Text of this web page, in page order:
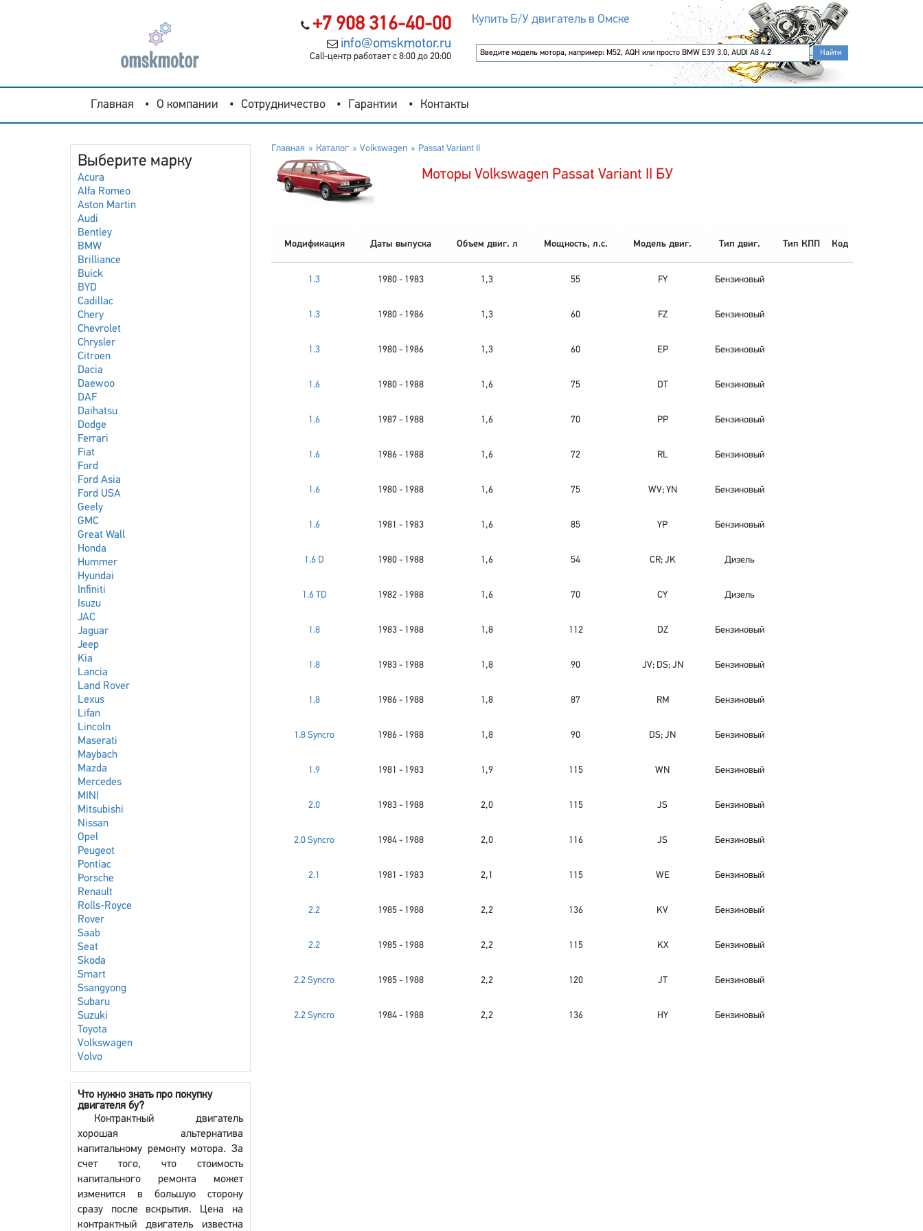
+7 908 316-40-00
info@omskmotor.ru
Call-центр работает с 8:00 до 20:00
Купить Б/У двигатель в Омске
Главная О компании Сотрудничество Гарантии Контакты
Выберите марку
Acura
Alfa Romeo
Aston Martin
Audi
Bentley
BMW
Brilliance
Buick
BYD
Cadillac
Chery
Chevrolet
Chrysler
Citroen
Dacia
Daewoo
DAF
Daihatsu
Dodge
Ferrari
Fiat
Ford
Ford Asia
Ford USA
Geely
GMC
Great Wall
Honda
Hummer
Hyundai
Infiniti
Isuzu
JAC
Jaguar
Jeep
Kia
Lancia
Land Rover
Lexus
Lifan
Lincoln
Maserati
Maybach
Mazda
Mercedes
MINI
Mitsubishi
Nissan
Opel
Peugeot
Pontiac
Porsche
Renault
Rolls-Royce
Rover
Saab
Seat
Skoda
Smart
Ssangyong
Subaru
Suzuki
Toyota
Volkswagen
Volvo
Что нужно знать про покупку
двигателя бу?
Контрактный двигатель
хорошая альтернатива
капитальному ремонту мотора. За
счет того, что стоимость
капитального ремонта может
изменится в большую сторону
сразу после вскрытия. Цена на
контрактный двигатель известна
Главная Каталог Volkswagen Passat Variant II
Моторы Volkswagen Passat Variant II БУ
Модификация Даты выпуска Объем двиг. л Мощность, л.с. Модель двиг. Тип двиг. Тип КПП Код
1.3 1980 - 1983 1,3 55 FY Бензиновый
1.3 1980 - 1986 1,3 60 FZ Бензиновый
1.3 1980 - 1986 1,3 60 EP Бензиновый
1.6 1980 - 1988 1,6 75 DT Бензиновый
1.6 1987 - 1988 1,6 70 PP Бензиновый
1.6 1986 - 1988 1,6 72 RL Бензиновый
1.6 1980 - 1988 1,6 75 WV; YN Бензиновый
1.6 1981 - 1983 1,6 85 YP Бензиновый
1.6 D 1980 - 1988 1,6 54 CR; JK Дизель
1.6 TD 1982 - 1988 1,6 70 CY Дизель
1.8 1983 - 1988 1,8 112 DZ Бензиновый
1.8 1983 - 1988 1,8 90 JV; DS; JN Бензиновый
1.8 1986 - 1988 1,8 87 RM Бензиновый
1.8 Syncro 1986 - 1988 1,8 90 DS; JN Бензиновый
1.9 1981 - 1983 1,9 115 WN Бензиновый
2.0 1983 - 1988 2,0 115 JS Бензиновый
2.0 Syncro 1984 - 1988 2,0 116 JS Бензиновый
2.1 1981 - 1983 2,1 115 WE Бензиновый
2.2 1985 - 1988 2,2 136 KV Бензиновый
2.2 1985 - 1988 2,2 115 KX Бензиновый
2.2 Syncro 1985 - 1988 2,2 120 JT Бензиновый
2.2 Syncro 1984 - 1988 2,2 136 HY Бензиновый